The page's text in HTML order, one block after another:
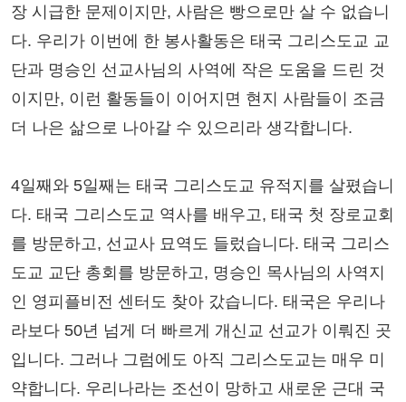
장 시급한 문제이지만, 사람은 빵으로만 살 수 없습니
다. 우리가 이번에 한 봉사활동은 태국 그리스도교 교
단과 명승인 선교사님의 사역에 작은 도움을 드린 것
이지만, 이런 활동들이 이어지면 현지 사람들이 조금
더 나은 삶으로 나아갈 수 있으리라 생각합니다.
4일째와 5일째는 태국 그리스도교 유적지를 살폈습니
다. 태국 그리스도교 역사를 배우고, 태국 첫 장로교회
를 방문하고, 선교사 묘역도 들렀습니다. 태국 그리스
도교 교단 총회를 방문하고, 명승인 목사님의 사역지
인 영피플비전 센터도 찾아 갔습니다. 태국은 우리나
라보다 50년 넘게 더 빠르게 개신교 선교가 이뤄진 곳
입니다. 그러나 그럼에도 아직 그리스도교는 매우 미
약합니다. 우리나라는 조선이 망하고 새로운 근대 국